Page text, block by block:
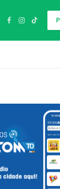
Facebook
Instagram
TikTok